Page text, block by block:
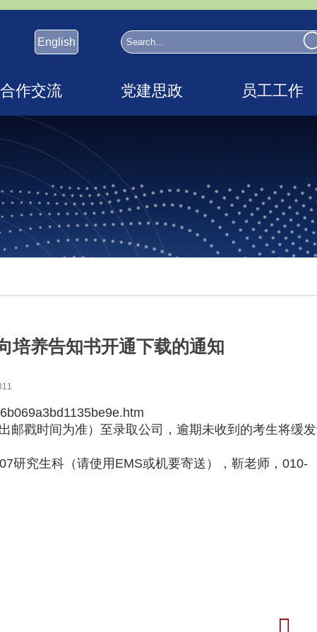
English
合作交流 党建思政 员工工作
培养告知书开通下载的通知
戳时间为准）至录取公司，逾期未收到的考生将缓
究生科（请使用EMS或机要寄送），靳老师，010-